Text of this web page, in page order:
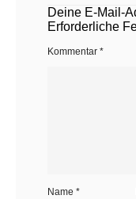
Deine E-Mail-
Erforderliche
Kommentar *
Name *